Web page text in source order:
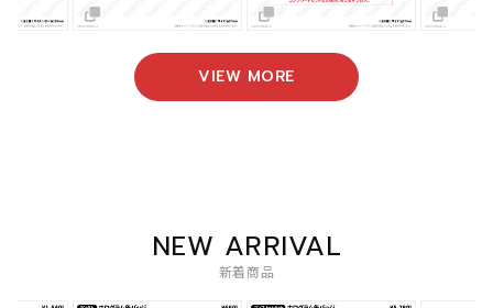
VIEW MORE
NEW ARRIVAL
新着商品